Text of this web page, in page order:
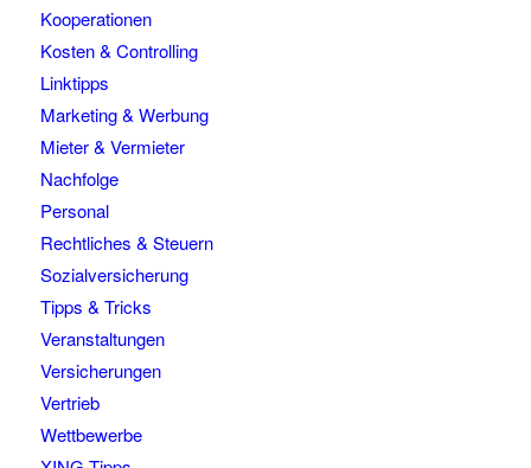
Kooperationen
Kosten & Controlling
Linktipps
Marketing & Werbung
Mieter & Vermieter
Nachfolge
Personal
Rechtliches & Steuern
Sozialversicherung
Tipps & Tricks
Veranstaltungen
Versicherungen
Vertrieb
Wettbewerbe